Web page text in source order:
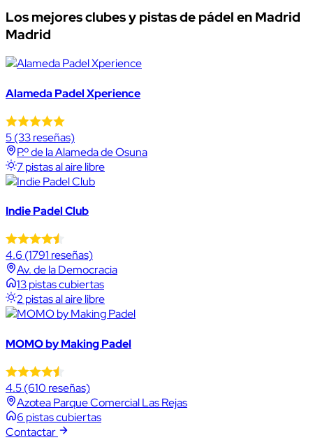
Los mejores clubes y pistas de pádel en Madrid
Madrid
Alameda Padel Xperience
5(33 reseñas)
P.º de la Alameda de Osuna
7 pistas al aire libre
Indie Padel Club
4.6 (1791 reseñas)
Av. de la Democracia
13 pistas cubiertas
2 pistas al aire libre
MOMO by Making Padel
4.5(610 reseñas)
Azotea Parque Comercial Las Rejas
6 pistas cubiertas
Contactar